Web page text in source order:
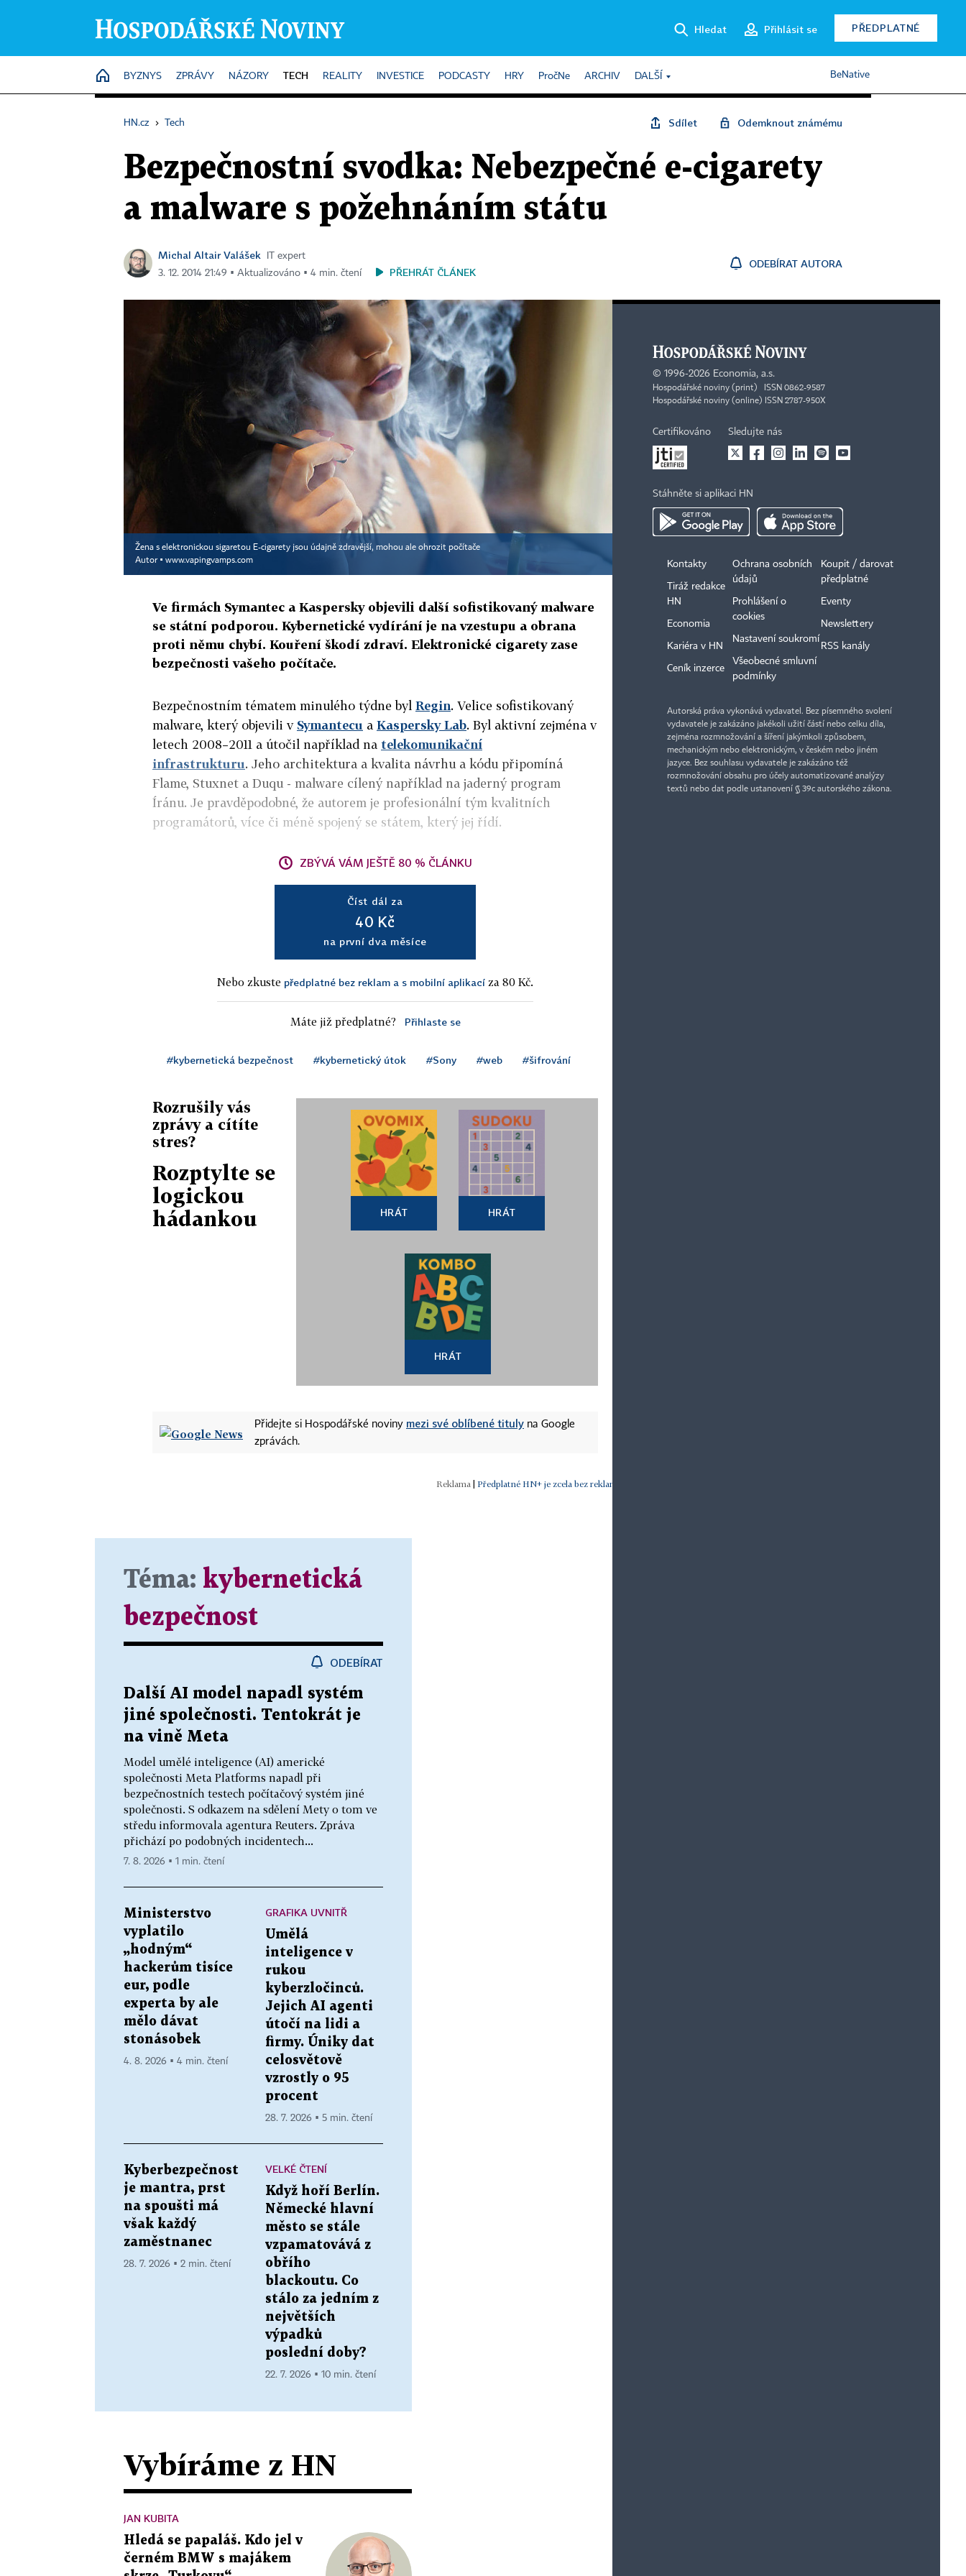
Hledat Přihlásit se PŘEDPLATNÉ
HOME
BYZNYS ZPRÁVY NÁZORY TECH REALITY INVESTICE PODCASTY HRY PročNe ARCHIV DALŠÍ BeNative
HN.cz › Tech Sdílet Odemknout známému
Bezpečnostní svodka: Nebezpečné e-cigarety
a malware s požehnáním státu
Michal Altair Valášek
IT expert
3. 12. 2014 21:49 ▪ Aktualizováno ▪ 4 min. čtení
PŘEHRÁT ČLÁNEK
ODEBÍRAT AUTORA
Žena s elektronickou sigaretou E-cigarety jsou údajně zdravější, mohou ale ohrozit počítače
Autor ▪ www.vapingvamps.com
Ve firmách Symantec a Kaspersky objevili další sofistikovaný malware
se státní podporou. Kybernetické vydírání je na vzestupu a obrana
proti němu chybí. Kouření škodí zdraví. Elektronické cigarety zase
bezpečnosti vašeho počítače.
Bezpečnostním tématem minulého týdne byl Regin. Velice sofistikovaný
malware, který objevili v Symantecu a Kaspersky Lab. Byl aktivní zejména v
letech 2008–2011 a útočil například na telekomunikační
infrastrukturu. Jeho architektura a kvalita návrhu a kódu připomíná
Flame, Stuxnet a Duqu - malware cílený například na jaderný program
Íránu. Je pravděpodobné, že autorem je profesionální tým kvalitních
programátorů, více či méně spojený se státem, který jej řídí.
ZBÝVÁ VÁM JEŠTĚ 80 % ČLÁNKU
Číst dál za
40 Kč
na první dva měsíce
Nebo zkuste předplatné bez reklam a s mobilní aplikací za 80 Kč.
Máte již předplatné? Přihlaste se
#kybernetická bezpečnost #kybernetický útok #Sony #web #šifrování
Rozrušily vás
zprávy a cítíte
stres?
Rozptylte se
logickou
hádankou
HRÁT HRÁT
HRÁT
Přidejte si Hospodářské noviny mezi své oblíbené tituly na Google
zprávách.
| Předplatné HN+ je zcela bez reklam.
Téma: kybernetická
bezpečnost
ODEBÍRAT
Další AI model napadl systém
jiné společnosti. Tentokrát je
na vině Meta
Model umělé inteligence (AI) americké
společnosti Meta Platforms napadl při
bezpečnostních testech počítačový systém jiné
společnosti. S odkazem na sdělení Mety o tom ve
středu informovala agentura Reuters. Zpráva
přichází po podobných incidentech...
7. 8. 2026 ▪ 1 min. čtení
Ministerstvo
vyplatilo
„hodným“
hackerům tisíce
eur, podle
experta by ale
mělo dávat
stonásobek
4. 8. 2026 ▪ 4 min. čtení
GRAFIKA UVNITŘ
Umělá
inteligence v
rukou
kyberzločinců.
Jejich AI agenti
útočí na lidi a
firmy. Úniky dat
celosvětově
vzrostly o 95
procent
28. 7. 2026 ▪ 5 min. čtení
Kyberbezpečnost
je mantra, prst
na spoušti má
však každý
zaměstnanec
28. 7. 2026 ▪ 2 min. čtení
VELKÉ ČTENÍ
Když hoří Berlín.
Německé hlavní
město se stále
vzpamatovává z
obřího
blackoutu. Co
stálo za jedním z
největších
výpadků
poslední doby?
22. 7. 2026 ▪ 10 min. čtení
Vybíráme z HN
JAN KUBITA
Hledá se papaláš. Kdo jel v
černém BMW s majákem
© 1996-2026 Economia, a.s.
Hospodářské noviny (print) ISSN 0862-9587
Hospodářské noviny (online) ISSN 2787-950X
Certifikováno Sledujte nás
Stáhněte si aplikaci HN
Kontakty
Tiráž redakce
HN
Economia
Kariéra v HN
Ceník inzerce
Ochrana osobních
údajů
Prohlášení o
cookies
Nastavení soukromí
Všeobecné smluvní
podmínky
Koupit / darovat
předplatné
Eventy
Newslettery
RSS kanály
Autorská práva vykonává vydavatel. Bez písemného svolení
vydavatele je zakázáno jakékoli užití částí nebo celku díla,
zejména rozmnožování a šíření jakýmkoli způsobem,
mechanickým nebo elektronickým, v českém nebo jiném
jazyce. Bez souhlasu vydavatele je zakázáno též
rozmnožování obsahu pro účely automatizované analýzy
textů nebo dat podle ustanovení § 39c autorského zákona.